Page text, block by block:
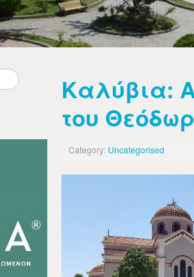
Καλύβια:
του
Category: Uncategorised